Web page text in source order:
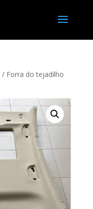
/ Forra do tejadilho